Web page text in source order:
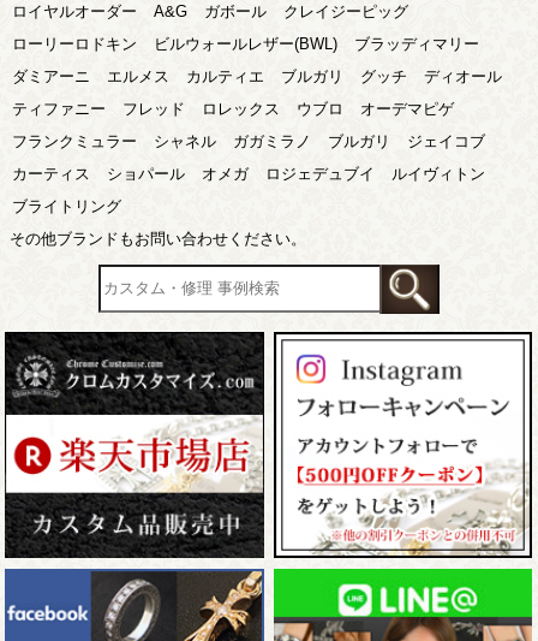
ロイヤルオーダー
A&G ガボール
クレイジーピッグ
ローリーロドキン
ビルウォールレザー(BWL)
ブラッディマリー
ダミアーニ
エルメス カルティエ ブルガリ グッチ
ディオール
ティファニー
フレッド ロレックス ウブロ
オーデマピゲ
フランクミュラー
シャネル ガガミラノ ブルガリ
ジェイコブ
カーティス
ショパール オメガ ロジェデュブイ
ルイヴィトン
ブライトリング
その他ブランドもお問い合わせください。